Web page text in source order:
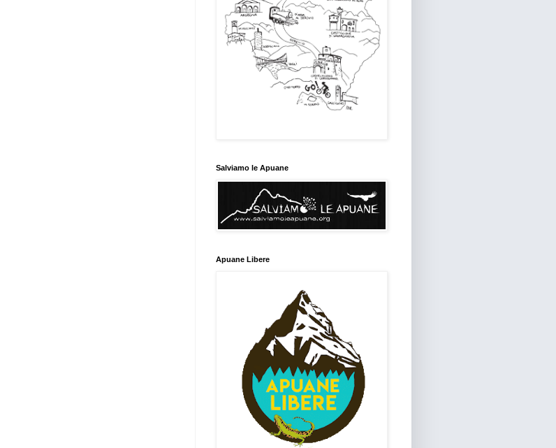
Salviamo le Apuane
Apuane Libere